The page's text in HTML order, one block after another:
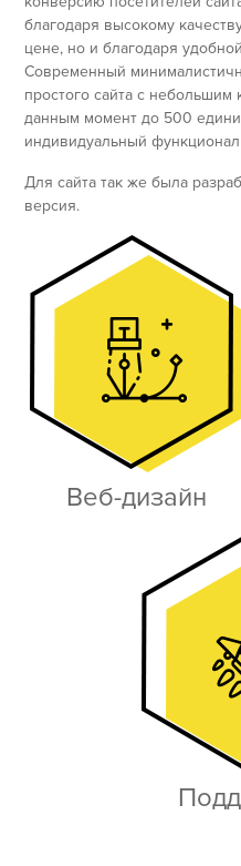
благодаря высокому
цене, но и благодаря
Современный
простого сайта с небольшим
данным момент до 500
индивидуальный
Для сайта так же была
версия.
Веб-дизайн